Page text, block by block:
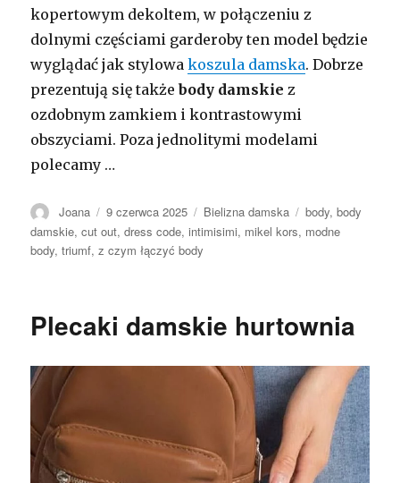
kopertowym dekoltem, w połączeniu z
dolnymi częściami garderoby ten model będzie
wyglądać jak stylowakoszula damska. Dobrze
prezentują się także body damskie z
ozdobnym zamkiem i kontrastowymi
obszyciami. Poza jednolitymi modelami
polecamy …
Autor
Joana Opublikowano
9 czerwca 2025 Kategorie
Bielizna damska Tagi
body,body
damskie,cut out,dress code,intimisimi, mikel kors, modne
body,triumf,z czym łączyć body
Plecaki damskie hurtownia